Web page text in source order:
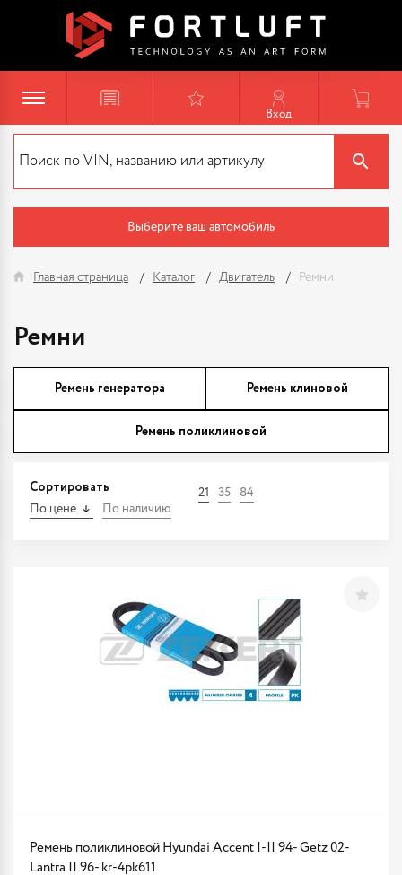
Вход
Выберите ваш автомобиль
Главная страница Каталог Двигатель Ремни
Ремни
Ремень генератора Ремень клиновой
Ремень поликлиновой
Сортировать
По цене По наличию
21 35 84
Ремень поликлиновой Hyundai Accent I-II 94- Getz 02-
Lantra II 96- kr-4pk611